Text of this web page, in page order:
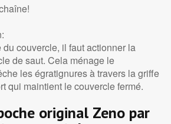
du couvercle, il faut actionner la
de saut. Cela ménage le
les égratignures à travers la griffe
qui maintient le couvercle fermé.
original Zeno par